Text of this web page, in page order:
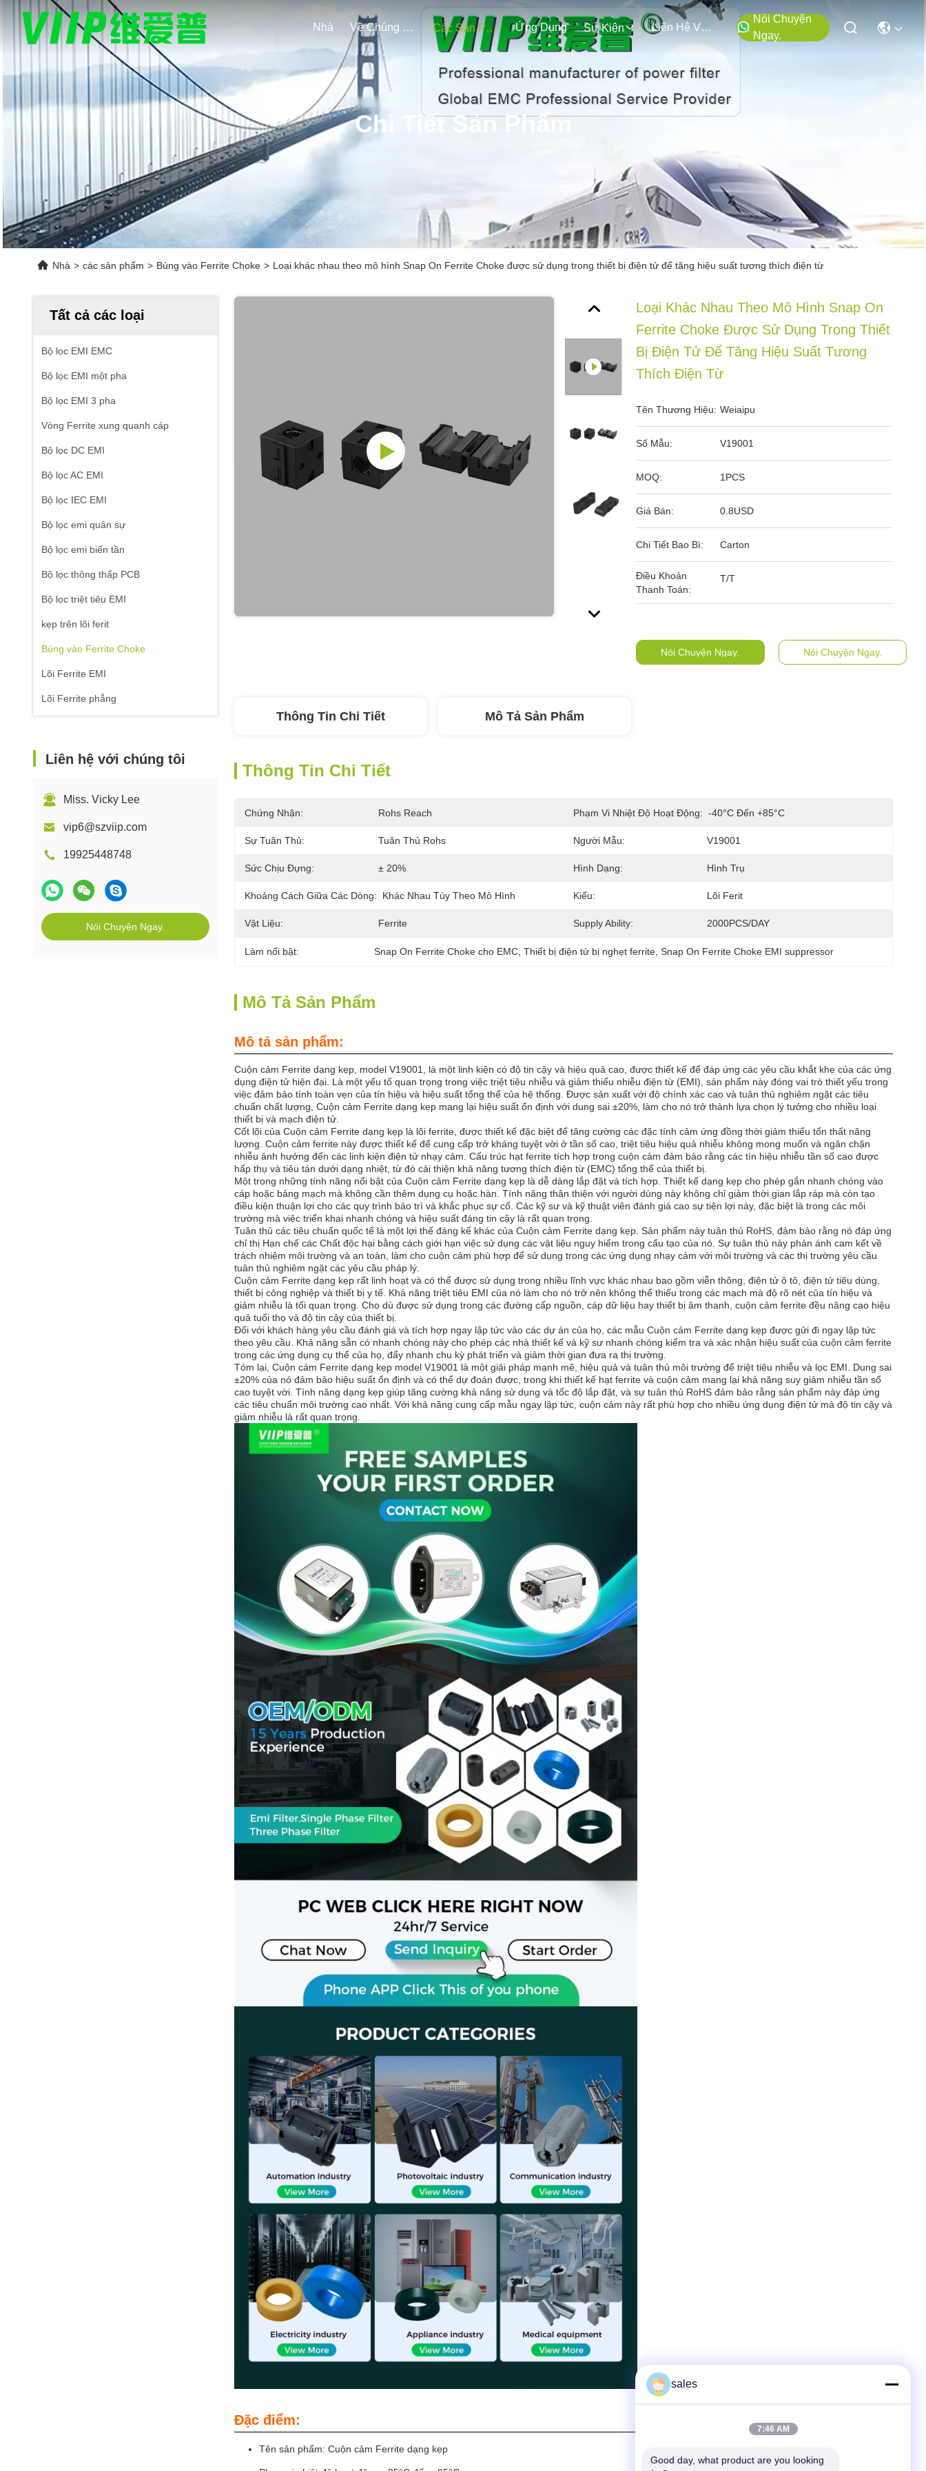
Nhà Về Chúng Tôi Các Sản Phẩm Ứng Dụng Sự Kiện Liên Hệ Với Chúng Tôi
Nói Chuyện
Ngay.
Chi Tiết Sản Phẩm
Nhà > các sản phẩm > Búng vào Ferrite Choke > Loại khác nhau theo mô hình Snap On Ferrite Choke được sử dụng trong thiết bị điện tử để tăng hiệu suất tương thích điện từ
Tất cả các loại
Bộ lọc EMI EMC
Bộ lọc EMI một pha
Bộ lọc EMI 3 pha
Vòng Ferrite xung quanh cáp
Bộ lọc DC EMI
Bộ lọc AC EMI
Bộ lọc IEC EMI
Bộ lọc emi quân sự
Bộ lọc emi biến tần
Bộ lọc thông thấp PCB
Bộ lọc triệt tiêu EMI
kẹp trên lõi ferit
Búng vào Ferrite Choke
Lõi Ferrite EMI
Lõi Ferrite phẳng
Liên hệ với chúng tôi
Miss. Vicky Lee
vip6@szviip.com
19925448748
Nói Chuyện Ngay.
Loại Khác Nhau Theo Mô Hình Snap On
Ferrite Choke Được Sử Dụng Trong Thiết
Bị Điện Tử Để Tăng Hiệu Suất Tương
Thích Điện Từ
Tên Thương Hiệu: Weiaipu
Số Mẫu: V19001
MOQ: 1PCS
Giá Bán: 0.8USD
Chi Tiết Bao Bì: Carton
Điều Khoản
Thanh Toán:
T/T
Nói Chuyện Ngay. Nói Chuyện Ngay.
Thông Tin Chi Tiết Mô Tả Sản Phẩm
Thông Tin Chi Tiết
Chứng Nhận: Rohs Reach Phạm Vi Nhiệt Độ Hoạt Động: -40°C Đến +85°C
Sự Tuân Thủ: Tuân Thủ Rohs Người Mẫu: V19001
Sức Chịu Đựng: ± 20% Hình Dạng: Hình Trụ
Khoảng Cách Giữa Các Dòng: Khác Nhau Tùy Theo Mô Hình Kiểu: Lõi Ferit
Vật Liệu: Ferrite Supply Ability: 2000PCS/DAY
Làm nổi bật: Snap On Ferrite Choke cho EMC , Thiết bị điện tử bị nghẹt ferrite , Snap On Ferrite Choke EMI suppressor
Mô Tả Sản Phẩm
Mô tả sản phẩm:
Cuộn cảm Ferrite dạng kẹp, model V19001, là một linh kiện có độ tin cậy và hiệu quả cao, được thiết kế để đáp ứng các yêu cầu khắt khe của các ứng
dụng điện tử hiện đại. Là một yếu tố quan trọng trong việc triệt tiêu nhiễu và giảm thiểu nhiễu điện từ (EMI), sản phẩm này đóng vai trò thiết yếu trong
việc đảm bảo tính toàn vẹn của tín hiệu và hiệu suất tổng thể của hệ thống. Được sản xuất với độ chính xác cao và tuân thủ nghiêm ngặt các tiêu
chuẩn chất lượng, Cuộn cảm Ferrite dạng kẹp mang lại hiệu suất ổn định với dung sai ±20%, làm cho nó trở thành lựa chọn lý tưởng cho nhiều loại
thiết bị và mạch điện tử.
Cốt lõi của Cuộn cảm Ferrite dạng kẹp là lõi ferrite, được thiết kế đặc biệt để tăng cường các đặc tính cảm ứng đồng thời giảm thiểu tổn thất năng
lượng. Cuộn cảm ferrite này được thiết kế để cung cấp trở kháng tuyệt vời ở tần số cao, triệt tiêu hiệu quả nhiễu không mong muốn và ngăn chặn
nhiễu ảnh hưởng đến các linh kiện điện tử nhạy cảm. Cấu trúc hạt ferrite tích hợp trong cuộn cảm đảm bảo rằng các tín hiệu nhiễu tần số cao được
hấp thụ và tiêu tán dưới dạng nhiệt, từ đó cải thiện khả năng tương thích điện từ (EMC) tổng thể của thiết bị.
Một trong những tính năng nổi bật của Cuộn cảm Ferrite dạng kẹp là dễ dàng lắp đặt và tích hợp. Thiết kế dạng kẹp cho phép gắn nhanh chóng vào
cáp hoặc bảng mạch mà không cần thêm dụng cụ hoặc hàn. Tính năng thân thiện với người dùng này không chỉ giảm thời gian lắp ráp mà còn tạo
điều kiện thuận lợi cho các quy trình bảo trì và khắc phục sự cố. Các kỹ sư và kỹ thuật viên đánh giá cao sự tiện lợi này, đặc biệt là trong các môi
trường mà việc triển khai nhanh chóng và hiệu suất đáng tin cậy là rất quan trọng.
Tuân thủ các tiêu chuẩn quốc tế là một lợi thế đáng kể khác của Cuộn cảm Ferrite dạng kẹp. Sản phẩm này tuân thủ RoHS, đảm bảo rằng nó đáp ứng
chỉ thị Hạn chế các Chất độc hại bằng cách giới hạn việc sử dụng các vật liệu nguy hiểm trong cấu tạo của nó. Sự tuân thủ này phản ánh cam kết về
trách nhiệm môi trường và an toàn, làm cho cuộn cảm phù hợp để sử dụng trong các ứng dụng nhạy cảm với môi trường và các thị trường yêu cầu
tuân thủ nghiêm ngặt các yêu cầu pháp lý.
Cuộn cảm Ferrite dạng kẹp rất linh hoạt và có thể được sử dụng trong nhiều lĩnh vực khác nhau bao gồm viễn thông, điện tử ô tô, điện tử tiêu dùng,
thiết bị công nghiệp và thiết bị y tế. Khả năng triệt tiêu EMI của nó làm cho nó trở nên không thể thiếu trong các mạch mà độ rõ nét của tín hiệu và
giảm nhiễu là tối quan trọng. Cho dù được sử dụng trong các đường cấp nguồn, cáp dữ liệu hay thiết bị âm thanh, cuộn cảm ferrite đều nâng cao hiệu
quả tuổi thọ và độ tin cậy của thiết bị.
Đối với khách hàng yêu cầu đánh giá và tích hợp ngay lập tức vào các dự án của họ, các mẫu Cuộn cảm Ferrite dạng kẹp được gửi đi ngay lập tức
theo yêu cầu. Khả năng sẵn có nhanh chóng này cho phép các nhà thiết kế và kỹ sư nhanh chóng kiểm tra và xác nhận hiệu suất của cuộn cảm ferrite
trong các ứng dụng cụ thể của họ, đẩy nhanh chu kỳ phát triển và giảm thời gian đưa ra thị trường.
Tóm lại, Cuộn cảm Ferrite dạng kẹp model V19001 là một giải pháp mạnh mẽ, hiệu quả và tuân thủ môi trường để triệt tiêu nhiễu và lọc EMI. Dung sai
±20% của nó đảm bảo hiệu suất ổn định và có thể dự đoán được, trong khi thiết kế hạt ferrite và cuộn cảm mang lại khả năng suy giảm nhiễu tần số
cao tuyệt vời. Tính năng dạng kẹp giúp tăng cường khả năng sử dụng và tốc độ lắp đặt, và sự tuân thủ RoHS đảm bảo rằng sản phẩm này đáp ứng
các tiêu chuẩn môi trường cao nhất. Với khả năng cung cấp mẫu ngay lập tức, cuộn cảm này rất phù hợp cho nhiều ứng dụng điện tử mà độ tin cậy và
giảm nhiễu là rất quan trọng.
Đặc điểm:
Tên sản phẩm: Cuộn cảm Ferrite dạng kẹp
sales
7:46 AM
Good day, what product are you looking